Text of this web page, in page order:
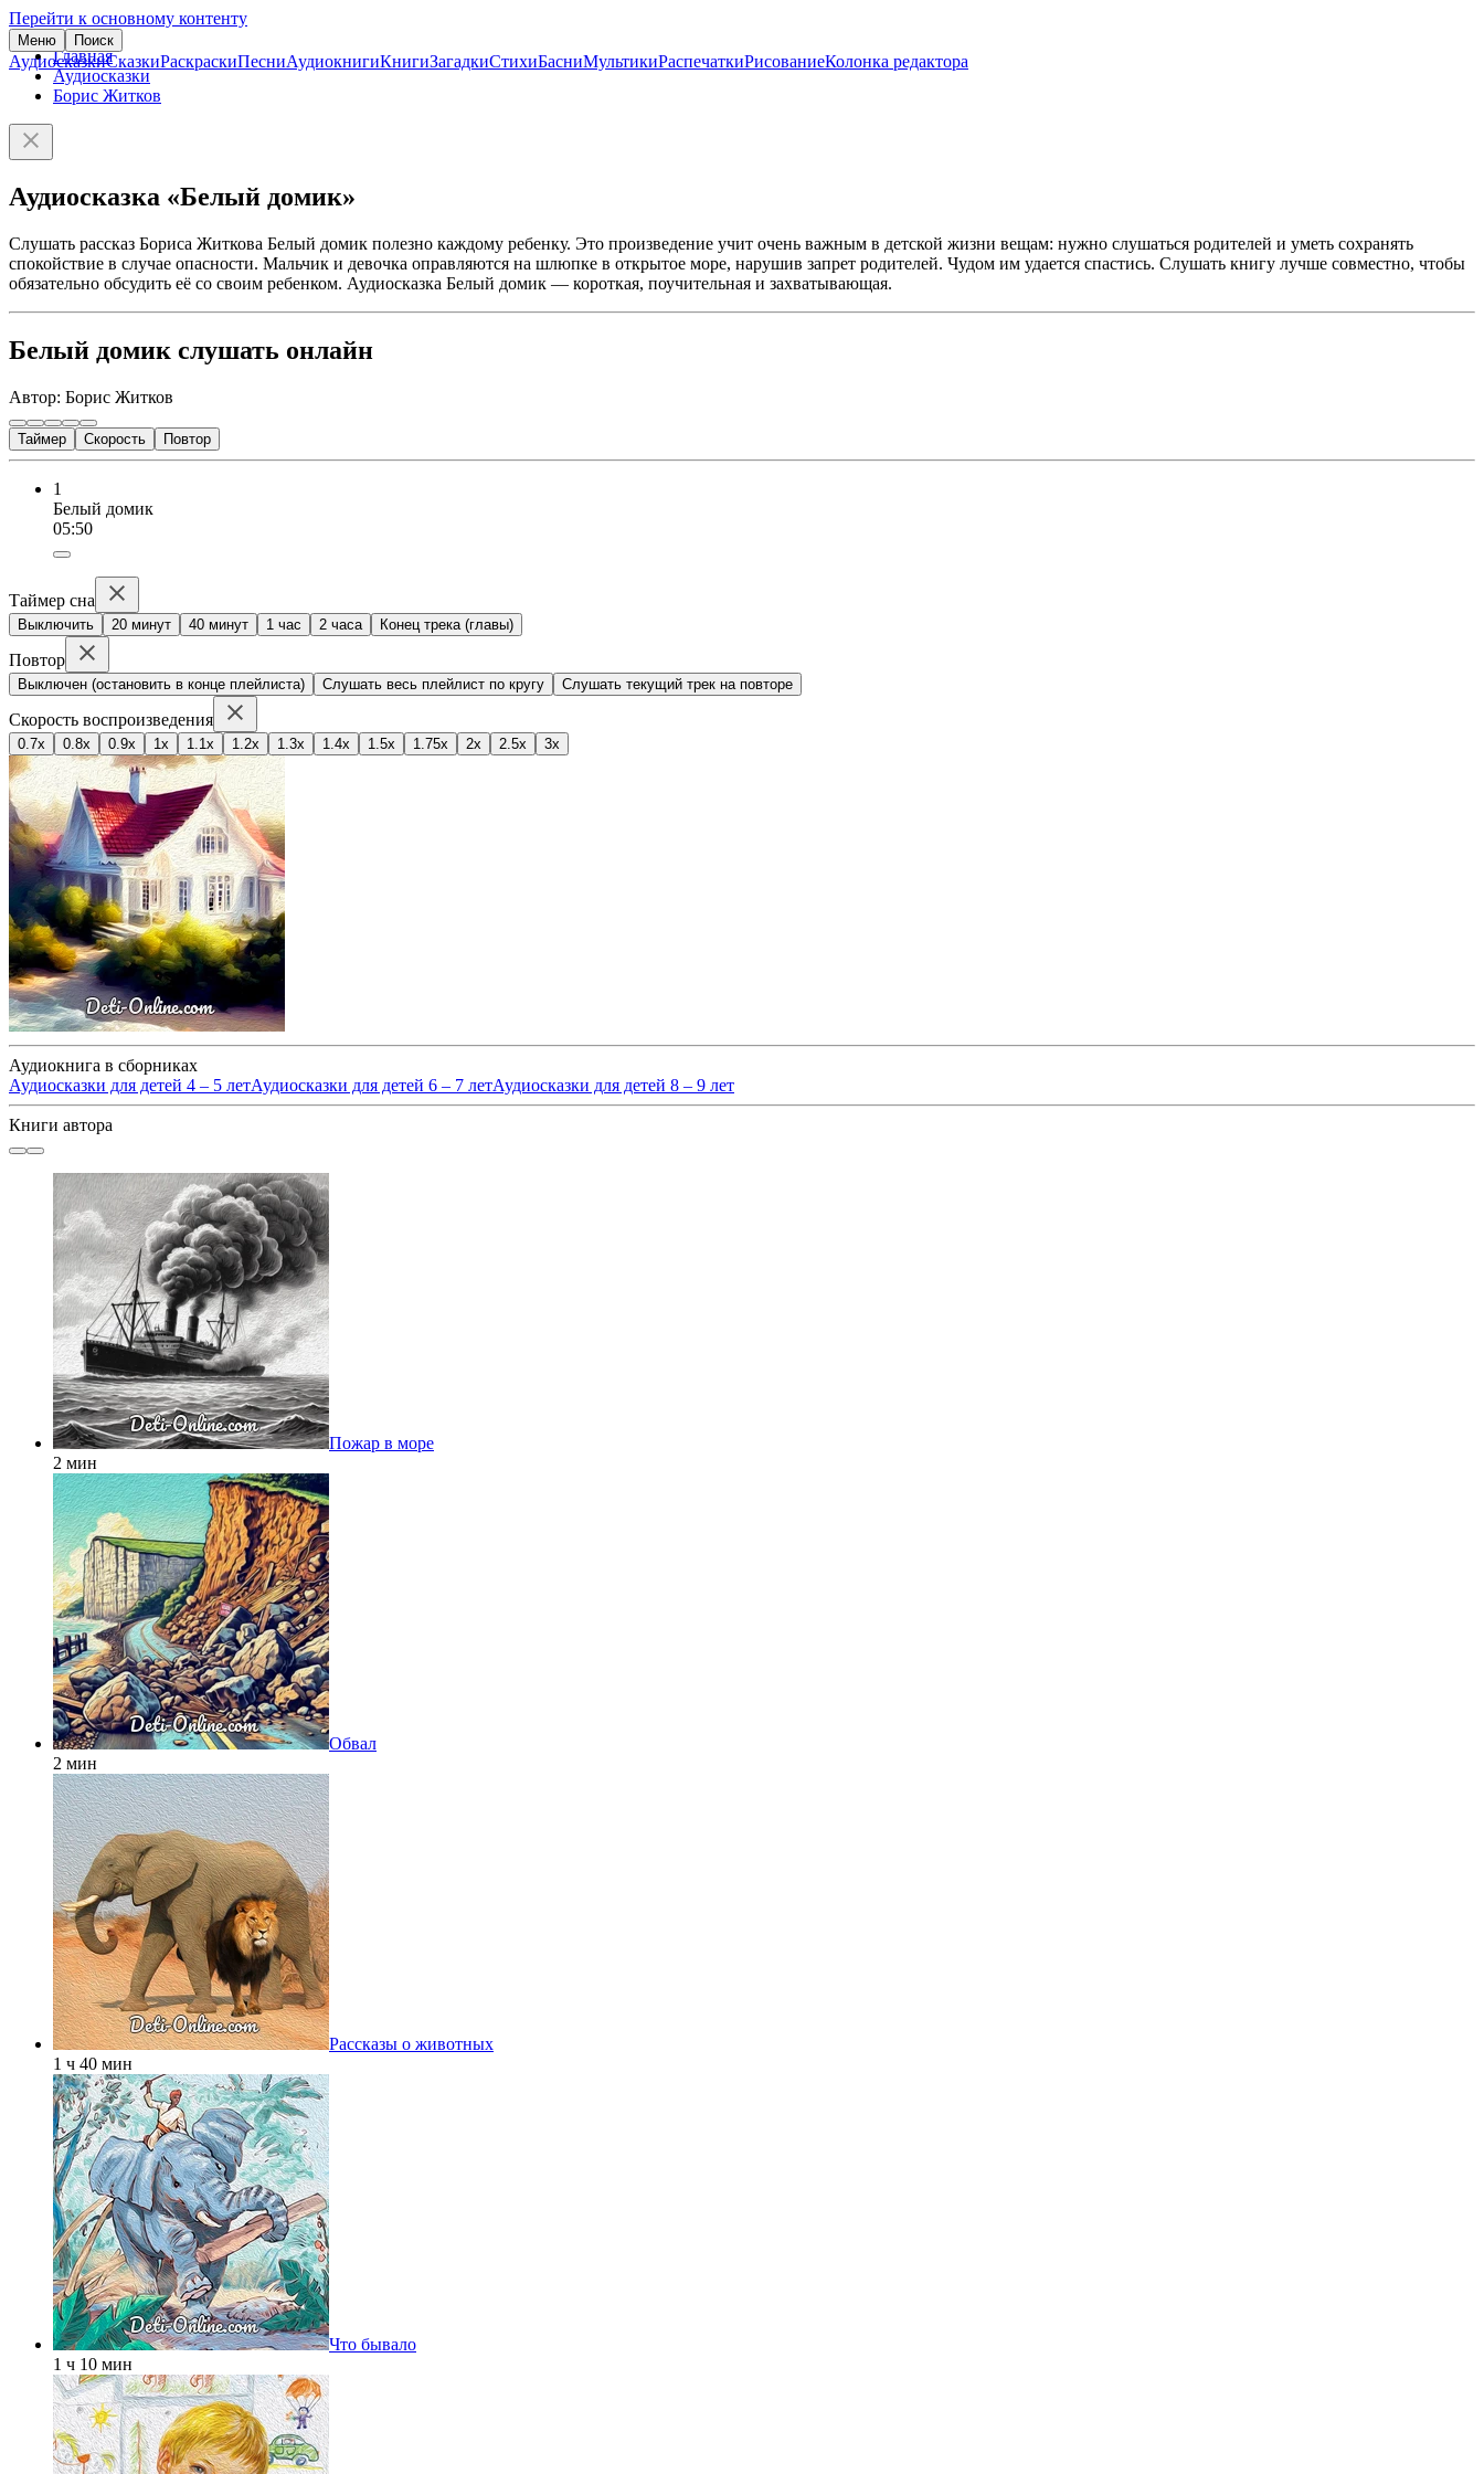
Перейти к основному контенту
Меню Поиск
АудиосказкиСказкиРаскраскиПесниАудиокнигиКнигиЗагадкиСтихиБасниМультикиРаспечаткиРисованиеКолонка редактора
Главная
Аудиосказки
Борис Житков
Аудиосказка «Белый домик»
Слушать рассказ Бориса Житкова Белый домик полезно каждому ребенку. Это произведение учит очень важным в детской жизни вещам: нужно слушаться родителей и уметь сохранять
спокойствие в случае опасности. Мальчик и девочка оправляются на шлюпке в открытое море, нарушив запрет родителей. Чудом им удается спастись. Слушать книгу лучше совместно, чтобы
обязательно обсудить её со своим ребенком. Аудиосказка Белый домик — короткая, поучительная и захватывающая.
Белый домик слушать онлайн
Автор: Борис Житков
Таймер Скорость Повтор
1
Белый домик
05:50
Таймер сна
Выключить 20 минут 40 минут 1 час 2 часа Конец трека (главы)
Повтор
Выключен (остановить в конце плейлиста) Слушать весь плейлист по кругу Слушать текущий трек на повторе
Скорость воспроизведения
0.7x 0.8x 0.9x 1x 1.1x 1.2x 1.3x 1.4x 1.5x 1.75x 2x 2.5x 3x
Аудиокнига в сборниках
Аудиосказки для детей 4 – 5 летАудиосказки для детей 6 – 7 летАудиосказки для детей 8 – 9 лет
Книги автора
Пожар в море
2 мин
Обвал
2 мин
Рассказы о животных
1 ч 40 мин
Что бывало
1 ч 10 мин